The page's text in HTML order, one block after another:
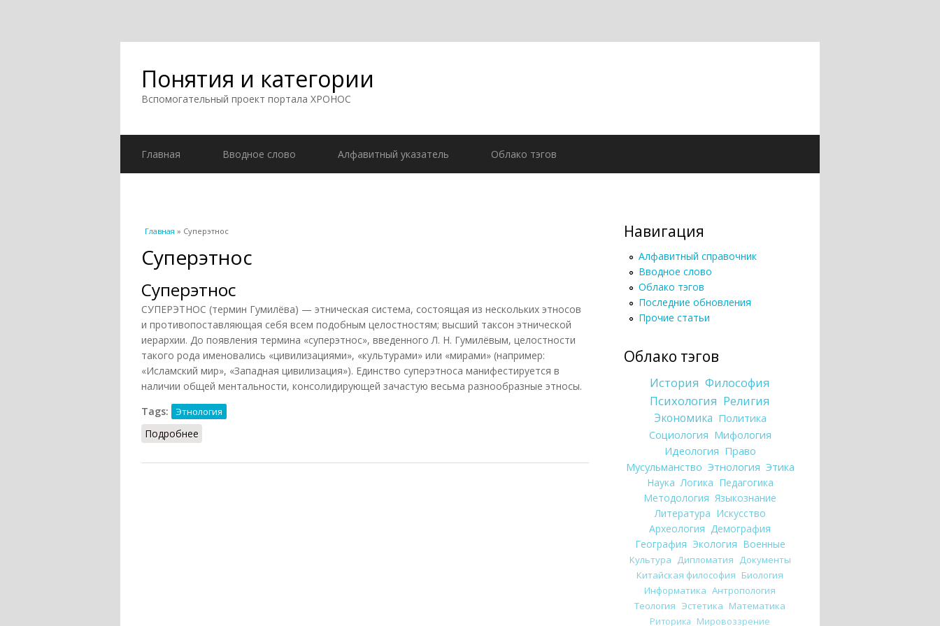
Понятия и категории
Вспомогательный проект портала ХРОНОС
Главная Вводное слово Алфавитный указатель Облако тэгов
Вы здесь
Главная » Суперэтнос
Суперэтнос
Суперэтнос
СУПЕРЭТНОС (термин Гумилёва) — этническая система, состоящая из нескольких этносов
и противопоставляющая себя всем подобным целостностям; высший таксон этнической
иерархии. До появления термина «суперэтнос», введенного Л. Н. Гумилёвым, целостности
такого рода именовались «цивилизациями», «культурами» или «мирами» (например:
«Исламский мир», «Западная цивилизация»). Единство суперэтноса манифестируется в
наличии общей ментальности, консолидирующей зачастую весьма разнообразные этносы.
Tags:
Этнология
Подробнее
Навигация
Алфавитный справочник
Вводное слово
Облако тэгов
Последние обновления
Прочие статьи
Облако тэгов
История Философия
Психология Религия
Экономика Политика
Социология Мифология
Идеология Право
Мусульманство Этнология Этика
Наука Логика Педагогика
Методология Языкознание
Литература Искусство
Археология Демография
География Экология Военные
Культура Дипломатия Документы
Китайская философия Биология
Информатика Антропология
Теология Эстетика Математика
Риторика Мировоззрение